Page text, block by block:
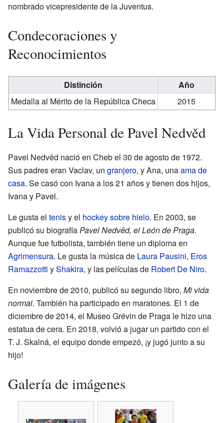
nombrado vicepresidente de la Juventus.
Condecoraciones y
Reconocimientos
Distinción
Año
Medalla al Mérito de la República Checa
2015
La Vida Personal de Pavel Nedvěd
Pavel Nedvěd nació en Cheb el 30 de agosto de 1972.
Sus padres eran Vaclav, un granjero, y Ana, unaama de
casa. Se casó con Ivana a los 21 años y tienen dos hijos,
Ivana y Pavel.
Le gusta el tenisy el hockey sobre hielo. En 2003, se
publicó su biografíaPavel Nedvěd, el León de Praga.
Aunque fue futbolista, también tiene un diploma en
Agrimensura. Le gusta la música de Laura Pausini, Eros
Ramazzotti yShakira, y las películas de Robert De Niro.
En noviembre de 2010, publicó su segundo libro, Mi vida
normal. También ha participado en maratones. El 1 de
diciembre de 2014, el Museo Grévin de Praga le hizo una
estatua de cera. En 2018, volvió a jugar un partido con el
T. J. Skalná, el equipo donde empezó, ¡y jugó junto a su
hijo!
Galería de imágenes